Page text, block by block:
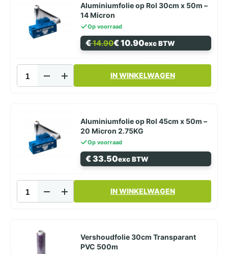
Aluminiumfolie op Rol 30cm x 50m –
14 Micron
Op voorraad
€14.90
Oorspronkelijke
prijs
€ 14.90.
€10.90
Huidige
prijs
€ 10.90.
exc BTW
op
Rol
Micron
IN WINKELWAGEN
Aluminiumfolie op Rol 45cm x 50m –
20 Micron 2.75KG
Op voorraad
€33.50exc BTW
op
Rol
IN WINKELWAGEN
Vershoudfolie 30cm Transparant
PVC 500m